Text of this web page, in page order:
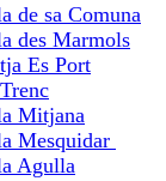
de sa Comuna
des Marmols
Es Port
Mitjana
Mesquidar
Agulla